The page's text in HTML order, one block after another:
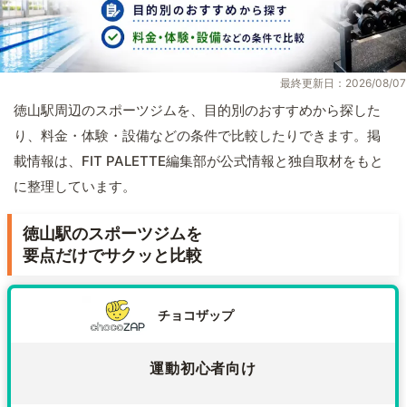
最終更新日：2026/08/07
徳山駅周辺のスポーツジムを、目的別のおすすめから探した
り、料金・体験・設備などの条件で比較したりできます。掲
載情報は、FIT PALETTE編集部が公式情報と独自取材をもと
に整理しています。
徳山駅のスポーツジムを
要点だけでサクッと比較
チョコザップ
運動初心者向け